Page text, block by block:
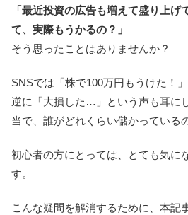
「最近投資の広告も増えて盛り上げ
て、実際もうかるの？」
そう思ったことはありませんか？
SNSでは「株で100万円もうけた！
逆に「大損した…」という声も耳に
当で、誰がどれくらい儲かっている
初心者の方にとっては、とても気に
す。
こんな疑問を解消するために、本記